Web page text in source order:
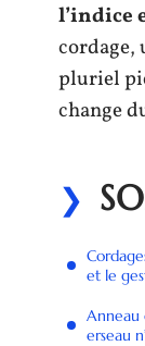
l’indice
cordage,
pluriel
change
et le
Anneau
erseau